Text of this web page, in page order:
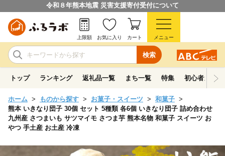
令和８年熊本地震 災害支援寄付受付について
検索
上限額 お気に入り カート メニュー
トップ ランキング 返礼品一覧 まち一覧 特集 初心者ガイド
ホーム ものから探す お菓子・スイーツ
和菓子
熊本 いきなり団子 30個 セット 5種類 各6個 いきなり団子 詰め合わせ
九州産 さつまいも サツマイモ さつま芋 熊本名物 和菓子 スイーツ お
やつ 手土産 お土産 冷凍